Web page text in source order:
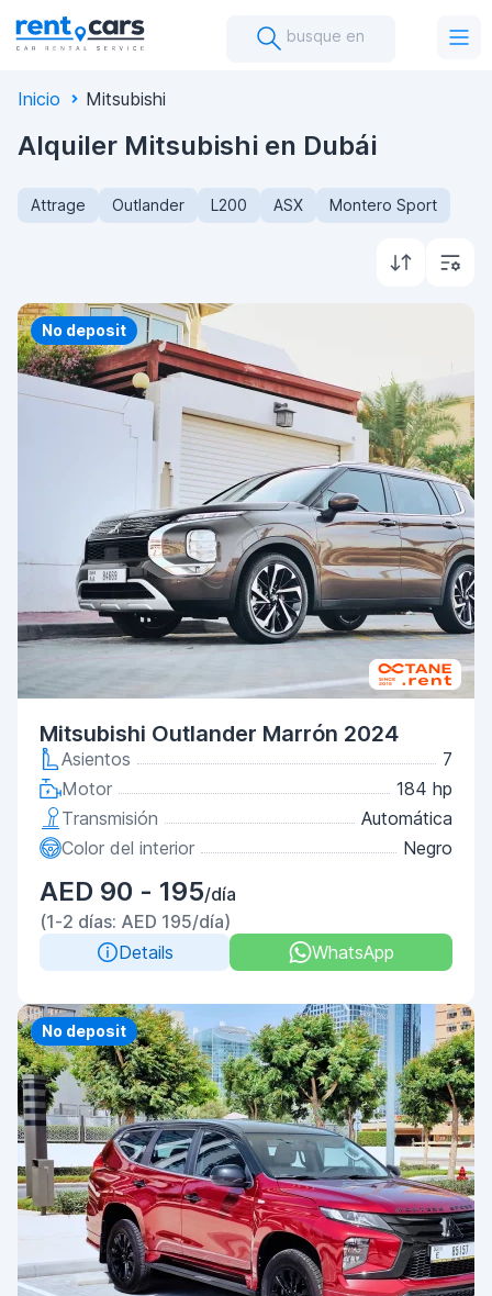
busque en
Inicio Mitsubishi
Alquiler Mitsubishi en Dubái
Attrage Outlander L200 ASX Montero Sport
Priority
No deposit
Mitsubishi Outlander Marrón 2024
Asientos
7
Motor
184 hp
Transmisión
Automática
Color del interior
Negro
AED 90 - 195/día
(1-2 días: AED 195/día)
Details
WhatsApp
Priority
No deposit